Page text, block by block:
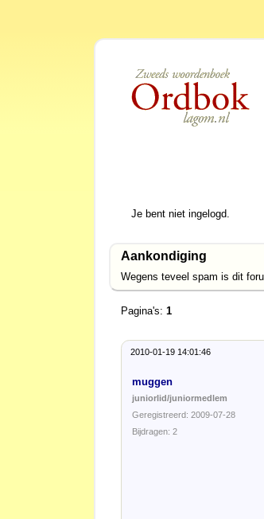
Je bent niet ingelogd.
Aankondiging
Wegens teveel spam is dit
Pagina's: 1
2010-01-19 14:01:46
muggen
juniorlid/juniormedlem
Geregistreerd: 2009-07-28
Bijdragen: 2